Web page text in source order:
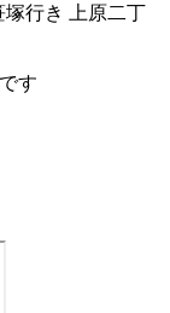
塚行き 上原二丁
す